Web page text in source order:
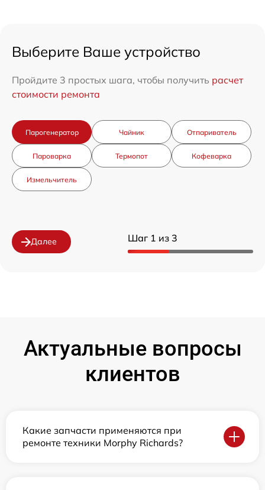
Шаг 1 из 3
Выберите Ваше устройство
Пройдите 3 простых шага, чтобы получить расчет
стоимости ремонта
Парогенератор Чайник Отпариватель
Пароварка Термопот Кофеварка
Измельчитель
Далее
Актуальные вопросы
клиентов
Какие запчасти применяются при
ремонте техники Morphy Richards?